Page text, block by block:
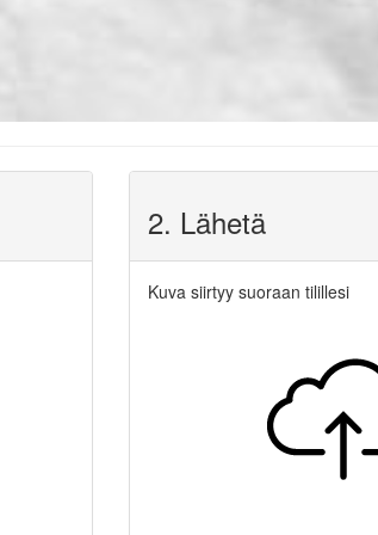
2. Lähetä
Kuva siirtyy suoraan tilillesi